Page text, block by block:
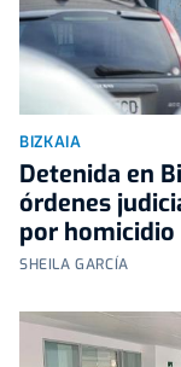
BIZKAIA
Detenida en
órdenes
por
SHEILA GARCÍA